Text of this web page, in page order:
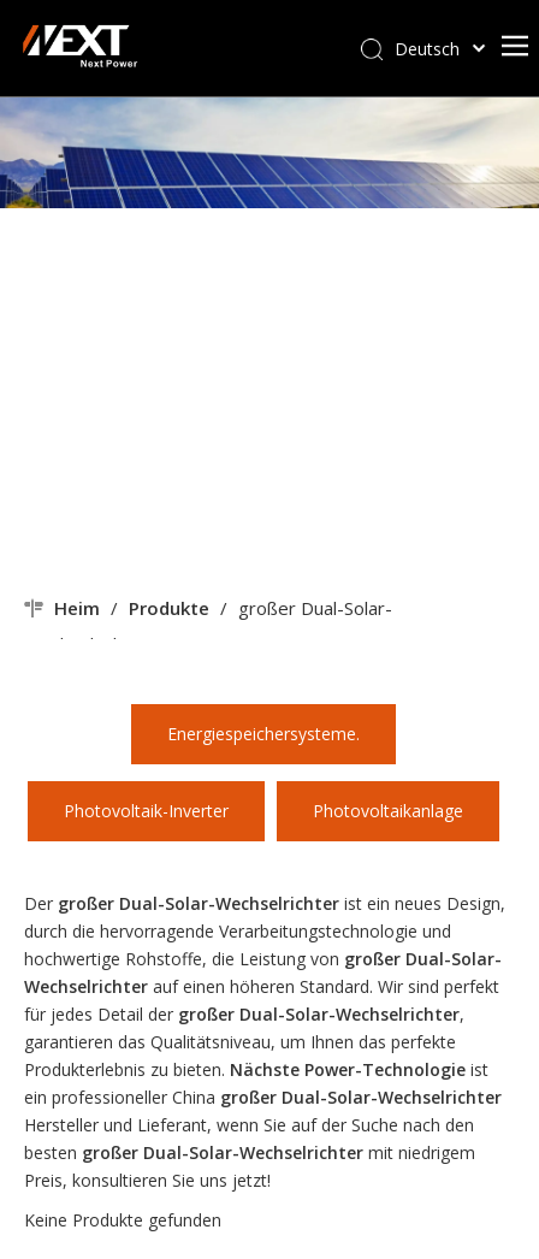
Deutsch
Kiswahili
ไทย
Italiano
Heim / Produkte / großer Dual-Solar-
Wechselrichter
Energiespeichersysteme.
Photovoltaik-Inverter Photovoltaikanlage
Der großer Dual-Solar-Wechselrichter ist ein neues Design,
durch die hervorragende Verarbeitungstechnologie und
hochwertige Rohstoffe, die Leistung von großer Dual-Solar-
Wechselrichter auf einen höheren Standard. Wir sind perfekt
für jedes Detail der großer Dual-Solar-Wechselrichter,
garantieren das Qualitätsniveau, um Ihnen das perfekte
Produkterlebnis zu bieten. Nächste Power-Technologie ist
ein professioneller China großer Dual-Solar-Wechselrichter
Hersteller und Lieferant, wenn Sie auf der Suche nach den
besten großer Dual-Solar-Wechselrichter mit niedrigem
Preis, konsultieren Sie uns jetzt!
Keine Produkte gefunden